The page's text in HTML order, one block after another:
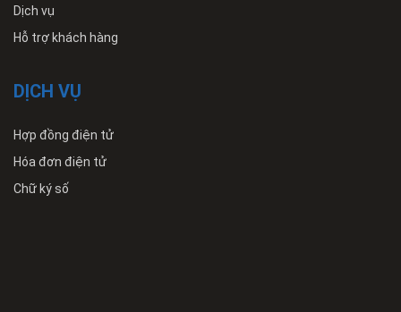
Dịch vụ
Hỗ trợ khách hàng
DỊCH VỤ
Hợp đồng điện tử
Hóa đơn điện tử
Chữ ký số